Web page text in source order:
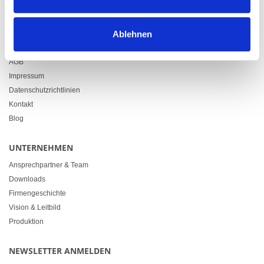
Ablehnen
Downloads
AGB
Impressum
Datenschutzrichtlinien
Kontakt
Blog
UNTERNEHMEN
Ansprechpartner & Team
Downloads
Firmengeschichte
Vision & Leitbild
Produktion
NEWSLETTER ANMELDEN